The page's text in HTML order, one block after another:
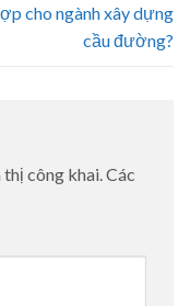
cho ngành xây dựng
cầu đường?
công khai. Các